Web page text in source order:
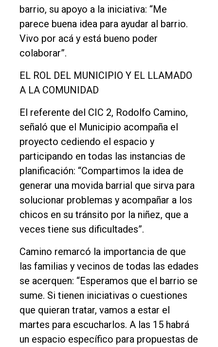
barrio, su apoyo a la iniciativa: “Me
parece buena idea para ayudar al barrio.
Vivo por acá y está bueno poder
colaborar”.
EL ROL DEL MUNICIPIO Y EL LLAMADO
A LA COMUNIDAD
El referente del CIC 2, Rodolfo Camino,
señaló que el Municipio acompaña el
proyecto cediendo el espacio y
participando en todas las instancias de
planificación: “Compartimos la idea de
generar una movida barrial que sirva para
solucionar problemas y acompañar a los
chicos en su tránsito por la niñez, que a
veces tiene sus dificultades”.
Camino remarcó la importancia de que
las familias y vecinos de todas las edades
se acerquen: “Esperamos que el barrio se
sume. Si tienen iniciativas o cuestiones
que quieran tratar, vamos a estar el
martes para escucharlos. A las 15 habrá
un espacio específico para propuestas de